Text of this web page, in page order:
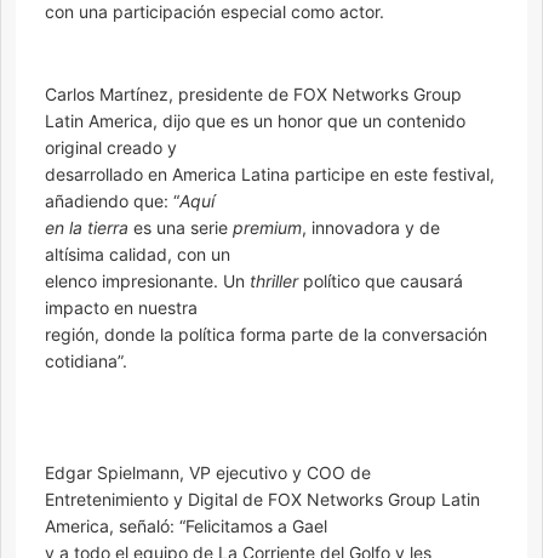
con una participación especial como actor.
Carlos Martínez, presidente de FOX Networks Group
Latin America, dijo que es un honor que un contenido
original creado y
desarrollado en America Latina participe en este festival,
añadiendo que: “Aquí
en la tierra es una serie premium, innovadora y de
altísima calidad, con un
elenco impresionante. Un thrillerpolítico que causará
impacto en nuestra
región, donde la política forma parte de la conversación
cotidiana”.
Edgar Spielmann, VP ejecutivo y COO de
Entretenimiento y Digital de FOX Networks Group Latin
America, señaló: “Felicitamos a Gael
y a todo el equipo de La Corriente del Golfo y les